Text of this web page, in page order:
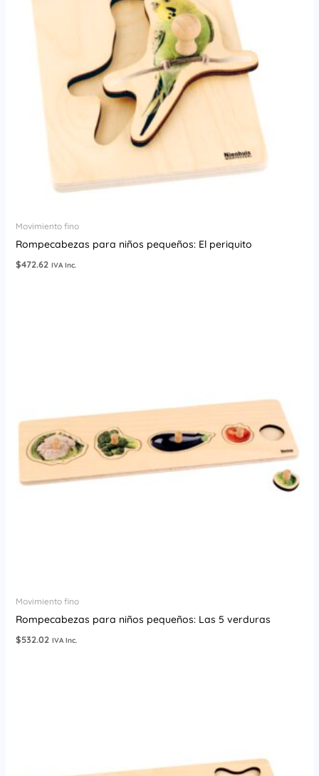
Movimiento fino
Rompecabezas para niños pequeños: El periquito
$472.62 IVA Inc.
Movimiento fino
Rompecabezas para niños pequeños: Las 5 verduras
$532.02 IVA Inc.